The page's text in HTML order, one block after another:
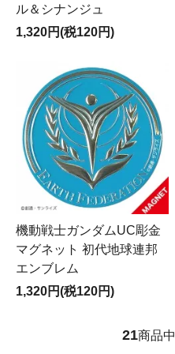
ル＆シナンジュ
1,320円(税120円)
機動戦士ガンダムUC彫金
マグネット 初代地球連邦
エンブレム
1,320円(税120円)
21商品中